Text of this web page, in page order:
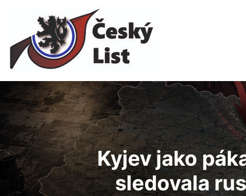
Kyjevjako
sledovala